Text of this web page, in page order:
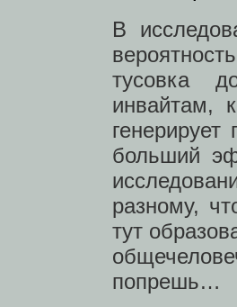
В
тусовка
инвайтам,
больший
разному,
тут
попрешь…